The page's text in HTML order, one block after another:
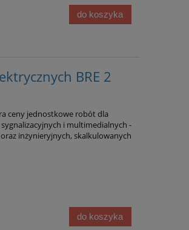
do koszyka
BRE 2
ceny jednostkowe robót dla
i multimedialnych -
inżynieryjnych, skalkulowanych
do koszyka